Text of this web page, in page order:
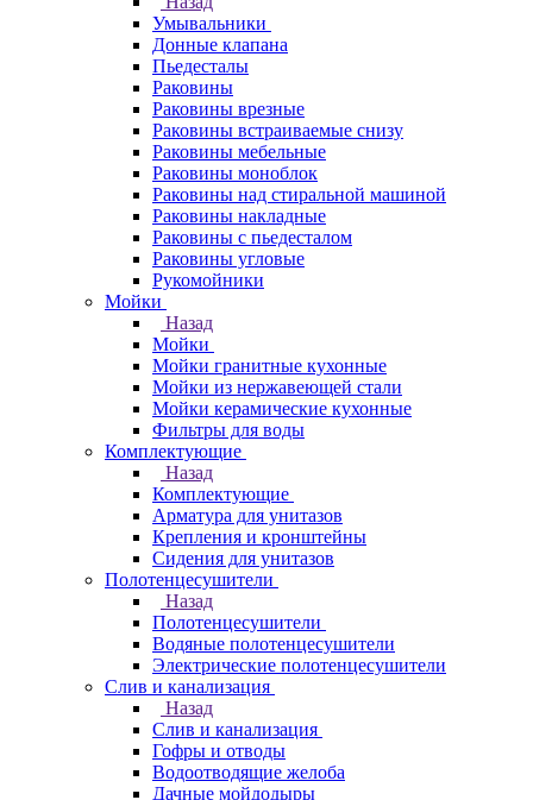
Умывальники
Донные клапана
Пьедесталы
Раковины
Раковины врезные
Раковины встраиваемые снизу
Раковины мебельные
Раковины моноблок
Раковины над стиральной машиной
Раковины накладные
Раковины с пьедесталом
Раковины угловые
Рукомойники
Мойки
Назад
Мойки
Мойки гранитные кухонные
Мойки из нержавеющей стали
Мойки керамические кухонные
Фильтры для воды
Комплектующие
Назад
Комплектующие
Арматура для унитазов
Крепления и кронштейны
Сидения для унитазов
Полотенцесушители
Назад
Полотенцесушители
Водяные полотенцесушители
Электрические полотенцесушители
Слив и канализация
Назад
Слив и канализация
Гофры и отводы
Водоотводящие желоба
Дачные мойдодыры